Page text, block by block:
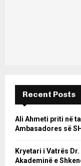
Recent Posts
Ali Ahmeti priti në
Ambasadores së
Kryetari i Vatrës
Akademinë e